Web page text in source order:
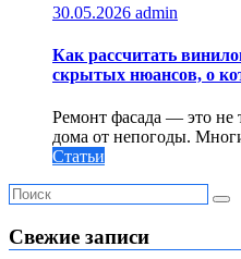
30.05.2026 admin
Как рассчитать
скрытых нюансов, о
Ремонт фасада — это не
дома от непогоды.
Статьи
Свежие записи